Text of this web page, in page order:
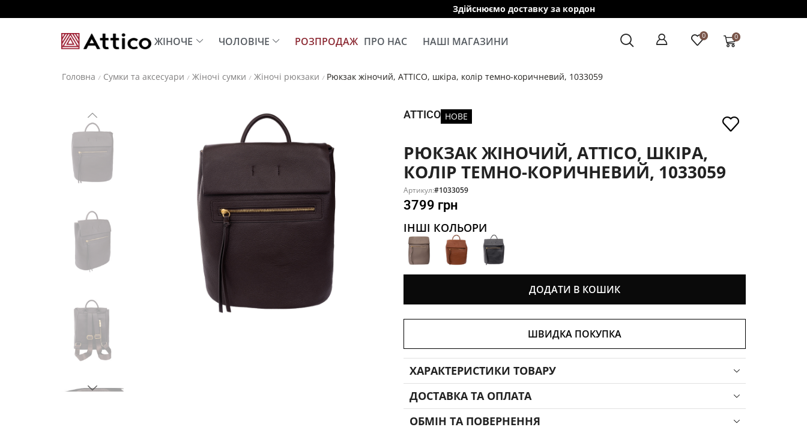
Здійснюємо доставку за кордон
ЖІНОЧЕ ЧОЛОВІЧЕ РОЗПРОДАЖ ПРО НАС НАШІ МАГАЗИНИ 0 0
Головна / Сумки та аксесуари / Жіночі сумки / Жіночі рюкзаки / Рюкзак жіночий, ATTICO, шкіра, колір темно-коричневий, 1033059
ATTICO НОВЕ
РЮКЗАК ЖІНОЧИЙ, ATTICO, ШКІРА,
КОЛІР ТЕМНО-КОРИЧНЕВИЙ, 1033059
Артикул:#1033059
3799 грн
ІНШІ КОЛЬОРИ
ДОДАТИ В КОШИК
ШВИДКА ПОКУПКА
ХАРАКТЕРИСТИКИ ТОВАРУ
ДОСТАВКА ТА ОПЛАТА
ОБМІН ТА ПОВЕРНЕННЯ